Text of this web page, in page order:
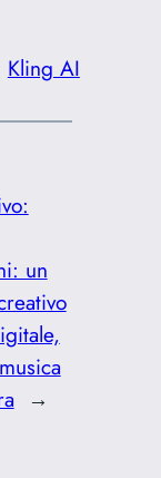
Kling AI
un
→